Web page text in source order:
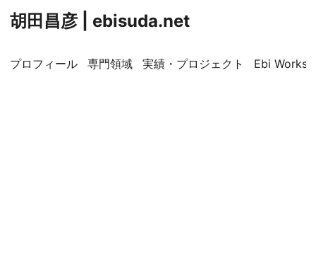
胡田昌彦 | ebisuda.net
プロフィール 専門領域 実績・プロジェクト Ebi